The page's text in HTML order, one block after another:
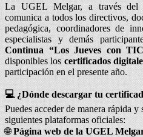
La UGEL Melgar, a través del
comunica a todos los directivos,
pedagógica, coordinadores de
especialistas y demás
Continua “Los Jueves con
disponibles loscertificados
participación en el presente año.
💻¿Dónde descargar tu
Puedes acceder de manera rápida
siguientes plataformas oficiales:
🌐Página web de la UGEL